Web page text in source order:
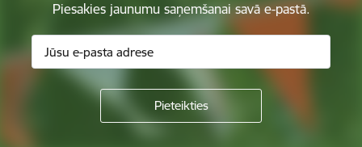
Piesakies jaunumu saņemšanai savā e-pastā.